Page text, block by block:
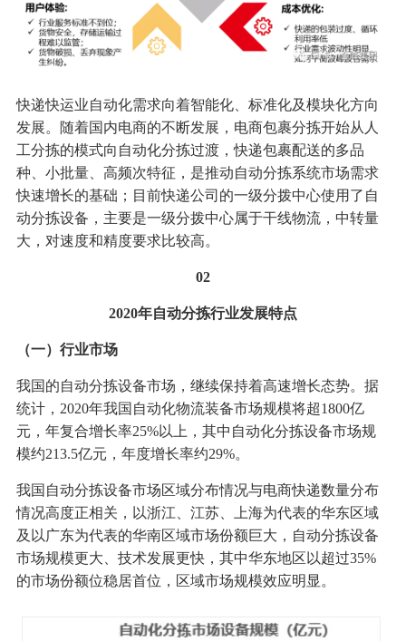
快递快运业自动化需求向着智能化、标准化及模块化方向
发展。随着国内电商的不断发展，电商包裹分拣开始从人
工分拣的模式向自动化分拣过渡，快递包裹配送的多品
种、小批量、高频次特征，是推动自动分拣系统市场需求
快速增长的基础；目前快递公司的一级分拨中心使用了自
动分拣设备，主要是一级分拨中心属于干线物流，中转量
大，对速度和精度要求比较高。
02
2020年自动分拣行业发展特点
（一）行业市场
我国的自动分拣设备市场，继续保持着高速增长态势。据
统计，2020年我国自动化物流装备市场规模将超1800亿
元，年复合增长率25%以上，其中自动化分拣设备市场规
模约213.5亿元，年度增长率约29%。
我国自动分拣设备市场区域分布情况与电商快递数量分布
情况高度正相关，以浙江、江苏、上海为代表的华东区域
及以广东为代表的华南区域市场份额巨大，自动分拣设备
市场规模更大、技术发展更快，其中华东地区以超过35%
的市场份额位稳居首位，区域市场规模效应明显。